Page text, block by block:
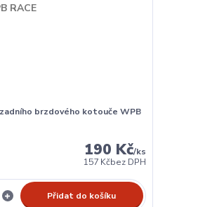
brzdového kotouče WPB
190 Kč/ks
157 Kčbez DPH
Přidat do košíku